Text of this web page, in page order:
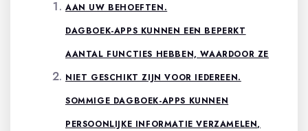
AAN UW BEHOEFTEN.
DAGBOEK-APPS KUNNEN EEN BEPERKT
AANTAL FUNCTIES HEBBEN, WAARDOOR ZE
NIET GESCHIKT ZIJN VOOR IEDEREEN.
SOMMIGE DAGBOEK-APPS KUNNEN
PERSOONLIJKE INFORMATIE VERZAMELEN,